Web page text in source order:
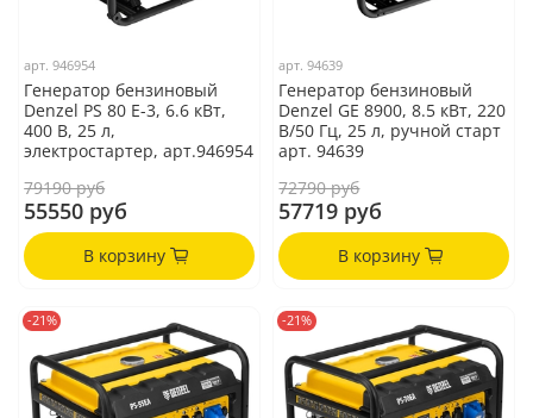
арт.946954
Генератор бензиновый
Denzel PS 80 E-3, 6.6 кВт,
400 В, 25 л,
электростартер, арт.946954
79190 руб
55550 руб
В корзину
арт.94639
Генератор бензиновый
Denzel GE 8900, 8.5 кВт, 220
В/50 Гц, 25 л, ручной старт
арт. 94639
72790 руб
57719 руб
В корзину
-21% -21%